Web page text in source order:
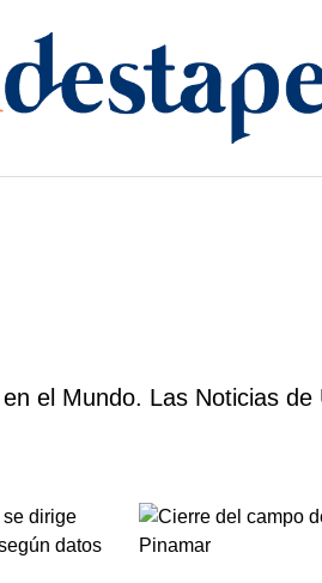
el Mundo. Las Noticias